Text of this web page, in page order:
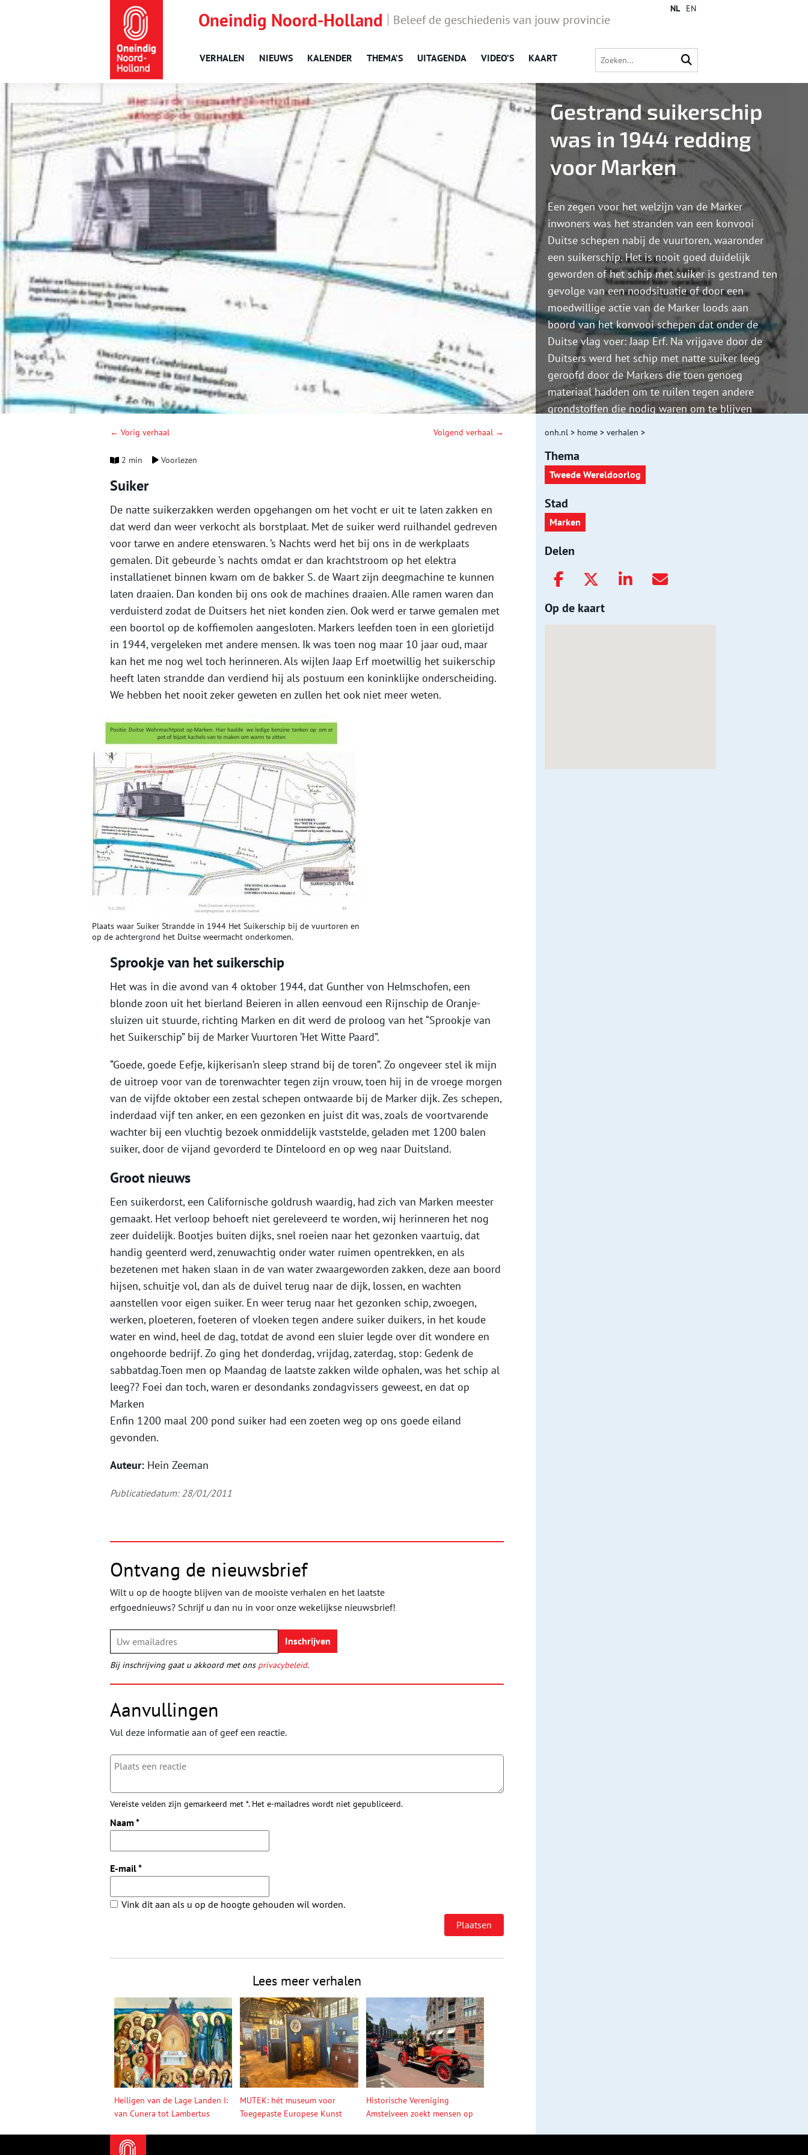
Oneindig Noord-Holland Beleef de geschiedenis van jouw provincie
VERHALEN NIEUWS KALENDER THEMA’S UITAGENDA VIDEO’S KAART
NL EN
Gestrand suikerschip
was in 1944 redding
voor Marken
Een zegen voor het welzijn van de Marker
inwoners was het stranden van een konvooi
Duitse schepen nabij de vuurtoren, waaronder
een suikerschip. Het is nooit goed duidelijk
geworden of het schip met suiker is gestrand ten
gevolge van een noodsituatie of door een
moedwillige actie van de Marker loods aan
boord van het konvooi schepen dat onder de
Duitse vlag voer: Jaap Erf. Na vrijgave door de
Duitsers werd het schip met natte suiker leeg
geroofd door de Markers die toen genoeg
materiaal hadden om te ruilen tegen andere
grondstoffen die nodig waren om te blijven
← Vorig verhaal Volgend verhaal →
2 min Voorlezen
Suiker
De natte suikerzakken werden opgehangen om het vocht er uit te laten zakken en
dat werd dan weer verkocht als borstplaat. Met de suiker werd ruilhandel gedreven
voor tarwe en andere etenswaren. ’s Nachts werd het bij ons in de werkplaats
gemalen. Dit gebeurde ’s nachts omdat er dan krachtstroom op het elektra
installatienet binnen kwam om de bakker S. de Waart zijn deegmachine te kunnen
laten draaien. Dan konden bij ons ook de machines draaien. Alle ramen waren dan
verduisterd zodat de Duitsers het niet konden zien. Ook werd er tarwe gemalen met
een boortol op de koffiemolen aangesloten. Markers leefden toen in een glorietijd
in 1944, vergeleken met andere mensen. Ik was toen nog maar 10 jaar oud, maar
kan het me nog wel toch herinneren. Als wijlen Jaap Erf moetwillig het suikerschip
heeft laten strandde dan verdiend hij als postuum een koninklijke onderscheiding.
We hebben het nooit zeker geweten en zullen het ook niet meer weten.
Plaats waar Suiker Strandde in 1944 Het Suikerschip bij de vuurtoren en
op de achtergrond het Duitse weermacht onderkomen.
Sprookje van het suikerschip
Het was in die avond van 4 oktober 1944, dat Gunther von Helmschofen, een
blonde zoon uit het bierland Beieren in allen eenvoud een Rijnschip de Oranje-
sluizen uit stuurde, richting Marken en dit werd de proloog van het “Sprookje van
het Suikerschip” bij de Marker Vuurtoren ‘Het Witte Paard”.
“Goede, goede Eefje, kijkerisan’n sleep strand bij de toren”. Zo ongeveer stel ik mijn
de uitroep voor van de torenwachter tegen zijn vrouw, toen hij in de vroege morgen
van de vijfde oktober een zestal schepen ontwaarde bij de Marker dijk. Zes schepen,
inderdaad vijf ten anker, en een gezonken en juist dit was, zoals de voortvarende
wachter bij een vluchtig bezoek onmiddelijk vaststelde, geladen met 1200 balen
suiker, door de vijand gevorderd te Dinteloord en op weg naar Duitsland.
Groot nieuws
Een suikerdorst, een Californische goldrush waardig, had zich van Marken meester
gemaakt. Het verloop behoeft niet gereleveerd te worden, wij herinneren het nog
zeer duidelijk. Bootjes buiten dijks, snel roeien naar het gezonken vaartuig, dat
handig geenterd werd, zenuwachtig onder water ruimen opentrekken, en als
bezetenen met haken slaan in de van water zwaargeworden zakken, deze aan boord
hijsen, schuitje vol, dan als de duivel terug naar de dijk, lossen, en wachten
aanstellen voor eigen suiker. En weer terug naar het gezonken schip, zwoegen,
werken, ploeteren, foeteren of vloeken tegen andere suiker duikers, in het koude
water en wind, heel de dag, totdat de avond een sluier legde over dit wondere en
ongehoorde bedrijf. Zo ging het donderdag, vrijdag, zaterdag, stop: Gedenk de
sabbatdag.Toen men op Maandag de laatste zakken wilde ophalen, was het schip al
leeg?? Foei dan toch, waren er desondanks zondagvissers geweest, en dat op
Marken
Enfin 1200 maal 200 pond suiker had een zoeten weg op ons goede eiland
gevonden.
Auteur: Hein Zeeman
Publicatiedatum: 28/01/2011
Ontvang de nieuwsbrief
Wilt u op de hoogte blijven van de mooiste verhalen en het laatste
erfgoednieuws? Schrijf u dan nu in voor onze wekelijkse nieuwsbrief!
Bij inschrijving gaat u akkoord met ons privacybeleid.
Aanvullingen
Vul deze informatie aan of geef een reactie.
Vereiste velden zijn gemarkeerd met *. Het e-mailadres wordt niet gepubliceerd.
Naam *
E-mail*
Vink dit aan als u op de hoogte gehouden wil worden.
Lees meer verhalen
Heiligen van de Lage Landen I:
van Cunera tot Lambertus
MUTEK: hét museum voor
Toegepaste Europese Kunst
Historische Vereniging
Amstelveen zoekt mensen op
onh.nl > home > verhalen >
Thema
Tweede Wereldoorlog
Stad
Marken
Delen
Op de kaart